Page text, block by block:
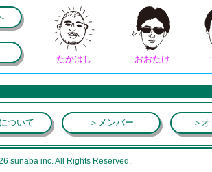
たかはし おおたけ
ついて ＞メンバー ＞
sunaba inc. All Rights Reserved.